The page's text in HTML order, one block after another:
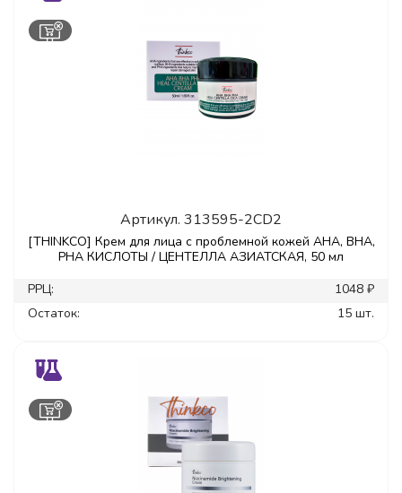
Артикул. 313595-2CD2
[THINKCO] Крем для лица с проблемной кожей AHA, BHA,
PHA КИСЛОТЫ / ЦЕНТЕЛЛА АЗИАТСКАЯ, 50 мл
РРЦ:
1048 ₽
Остаток:
15 шт.